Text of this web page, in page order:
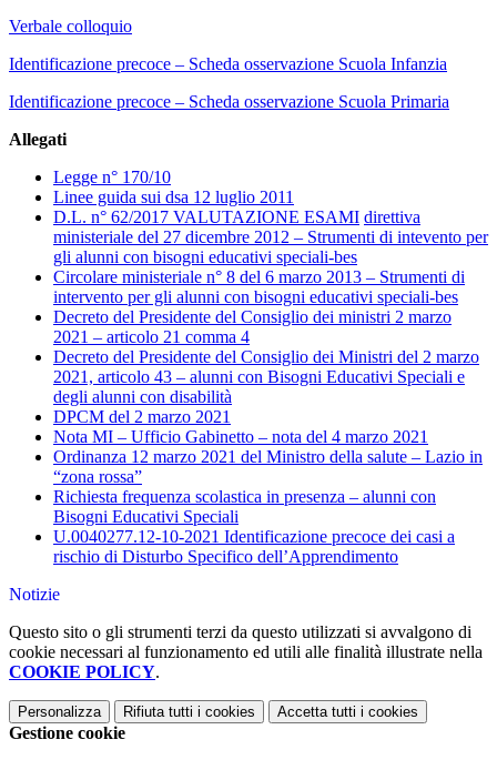
Verbale colloquio
Identificazione precoce – Scheda osservazione Scuola Infanzia
Identificazione precoce – Scheda osservazione Scuola Primaria
Allegati
Legge n° 170/10
Linee guida sui dsa 12 luglio 2011
D.L. n° 62/2017 VALUTAZIONE ESAMI direttiva
ministeriale del 27 dicembre 2012 – Strumenti di intevento per
gli alunni con bisogni educativi speciali-bes
Circolare ministeriale n° 8 del 6 marzo 2013 – Strumenti di
intervento per gli alunni con bisogni educativi speciali-bes
Decreto del Presidente del Consiglio dei ministri 2 marzo
2021 – articolo 21 comma 4
Decreto del Presidente del Consiglio dei Ministri del 2 marzo
2021, articolo 43 – alunni con Bisogni Educativi Speciali e
degli alunni con disabilità
DPCM del 2 marzo 2021
Nota MI – Ufficio Gabinetto – nota del 4 marzo 2021
Ordinanza 12 marzo 2021 del Ministro della salute – Lazio in
“zona rossa”
Richiesta frequenza scolastica in presenza – alunni con
Bisogni Educativi Speciali
U.0040277.12-10-2021 Identificazione precoce dei casi a
rischio di Disturbo Specifico dell’Apprendimento
Notizie
Questo sito o gli strumenti terzi da questo utilizzati si avvalgono di
cookie necessari al funzionamento ed utili alle finalità illustrate nella
COOKIE POLICY.
Personalizza Rifiuta tutti i cookies Accetta tutti i cookies
Gestione cookie